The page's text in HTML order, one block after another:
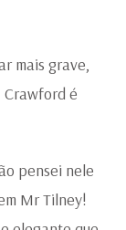
mais grave,
Crawford é
pensei nele
Mr Tilney!